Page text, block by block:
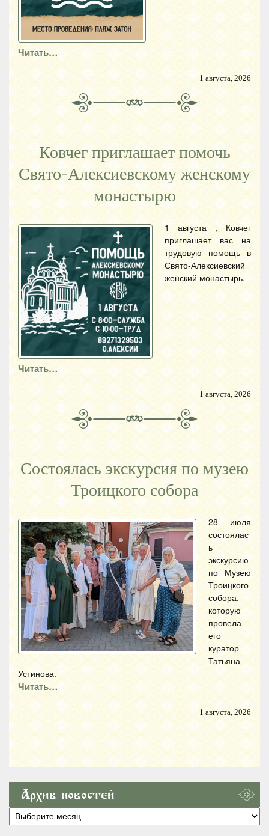
Читать…
1 августа, 2026
Ковчег приглашает помочь
Свято-Алексиевскому женскому
монастырю
1 августа , Ковчег
приглашает вас на
трудовую помощь в
Свято-Алексиевский
женский монастырь.
Читать…
1 августа, 2026
Состоялась экскурсия по музею
Троицкого собора
28 июля
состоялас
ь
экскурсию
по Музею
Троицкого
собора,
которую
провела
его
куратор
Татьяна
Устинова.
Читать…
1 августа, 2026
Архив новостей
Архив
новостей